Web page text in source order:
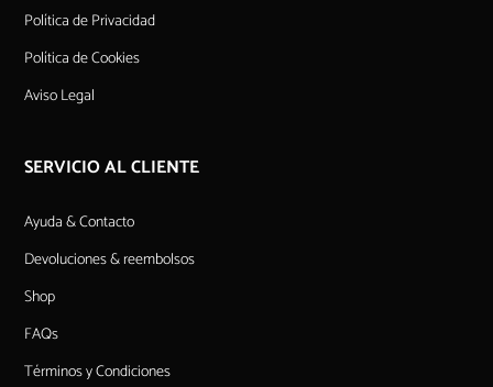
Política de Privacidad
Política de Cookies
Aviso Legal
SERVICIO AL CLIENTE
Ayuda & Contacto
Devoluciones & reembolsos
Shop
FAQs
Términos y Condiciones